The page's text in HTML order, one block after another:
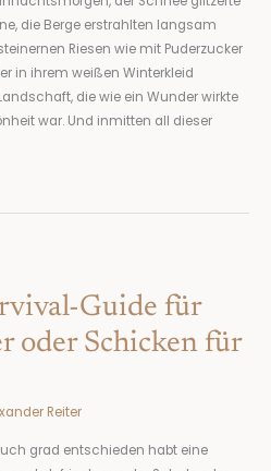
die Berge erstrahlten langsam
Riesen wie mit Puderzucker
in ihrem weißen Winterkleid
die wie ein Wunder wirkte
war. Und inmitten all dieser
Guide für
oder Schicken für
Reiter
grad entschieden habt eine